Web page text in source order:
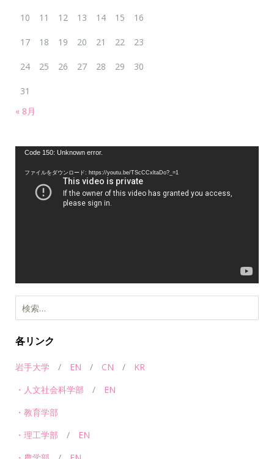
10 11 12 13 14 15 16
17 18 19 20 21 22 23
24 25 26 27 28 29 30
31
« 8月
Code 150: Unknown error.
ファイルをダウンロード: https://youtu.be/TScCCxltaDo?_=1
各リンク
岩手大学 / EN / CN / KR
・人文社会科学部 / EN
・教育学部
・理工学部 / EN